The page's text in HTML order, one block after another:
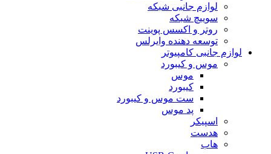
لوازم جانبی شبکه
سوییچ شبکه
روتر و اکسس پوینت
توسعه دهنده وایرلس
لوازم جانبی کامپیوتر
موس و کیبورد
موس
کیبورد
ست موس و کیبورد
پد موس
اسپیکر
هدست
هاب